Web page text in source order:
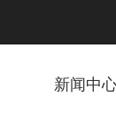
新闻中